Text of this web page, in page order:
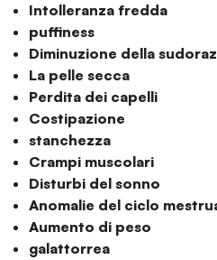
Intolleranza fredda
puffiness
Diminuzione della
La pelle secca
Perdita dei capelli
Costipazione
stanchezza
Crampi muscolari
Disturbi del sonno
Anomalie del ciclo
Aumento di peso
galattorrea